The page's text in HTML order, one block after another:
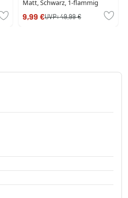
Matt, Schwarz, 1-flammig
9,99 €UVP:49,99 €